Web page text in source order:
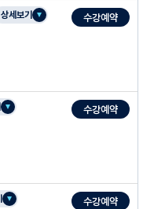
상세보기 수강예약
수강예약
수강예약